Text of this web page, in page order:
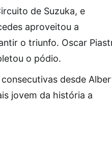
de Suzuka, e
aproveitou a
o triunfo. Oscar
o pódio.
desde
jovem da história a